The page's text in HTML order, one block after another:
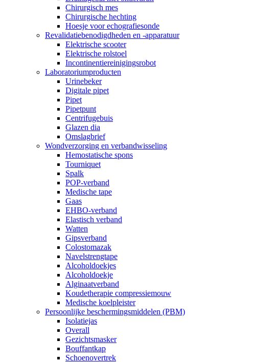
Chirurgisch mes
Chirurgische hechting
Hoesje voor echografiesonde
Revalidatiebenodigdheden en -apparatuur
Elektrische scooter
Elektrische rolstoel
Incontinentiereinigingsrobot
Laboratoriumproducten
Urinebeker
Digitale pipet
Pipet
Pipetpunt
Centrifugebuis
Glazen dia
Omslagbrief
Wondverzorging en verbandwisseling
Hemostatische spons
Tourniquet
Spalk
POP-verband
Medische tape
Gaas
EHBO-verband
Elastisch verband
Watten
Gipsverband
Colostomazak
Navelstrengtape
Alcoholdoekjes
Alcoholdoekje
Alginaatverband
Koudetherapie compressiemouw
Medische koelpleister
Persoonlijke beschermingsmiddelen (PBM)
Isolatiejas
Overall
Gezichtsmasker
Bouffantkap
Schoenovertrek